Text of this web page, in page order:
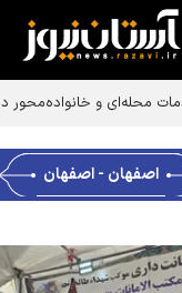
اصفهان - اصفهان